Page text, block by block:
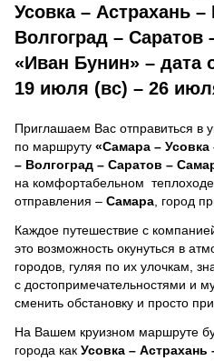
Усовка – Астрахань –
Волгоград – Саратов
«Иван Бунин» – дата
19 июля (вс) – 26
Приглашаем Вас отправиться в
по маршруту «Самара – Усовка
– Волгоград – Саратов –
на комфортабельном теплоходе
отправления – Самара , город
Каждое путешествие с
это возможность окунуться в
городов, гуляя по их улочкам,
с достопримечательностями и
сменить обстановку и просто
На Вашем круизном маршруте
города как Усовка – Астрахань